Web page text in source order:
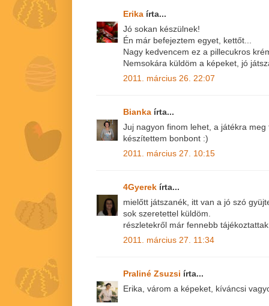
Erika írta...
Jó sokan készülnek!
Én már befejeztem egyet, kettőt...
Nagy kedvencem ez a pillecukros
Nemsokára küldöm a képeket, jó
2011. március 26. 22:07
Bianka írta...
Juj nagyon finom lehet, a játékra
készítettem bonbont :)
2011. március 27. 10:15
4Gyerek írta...
mielőtt játszanék, itt van a jó szó
sok szeretettel küldöm.
részletekről már fennebb
2011. március 27. 11:34
Praliné Zsuzsi írta...
Erika, várom a képeket, kíváncsi